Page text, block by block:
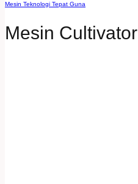
Mesin Teknologi Tepat Guna
Mesin Cultivator